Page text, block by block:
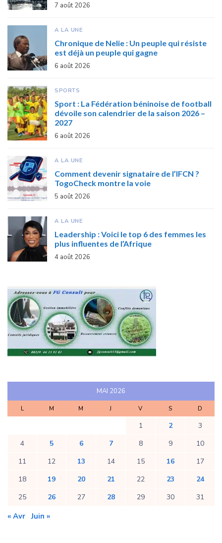
7 août 2026
A LA UNE
Chronique de Nelie : Un peuple qui résiste
est déjà un peuple qui gagne
6 août 2026
SPORTS
Sport : La Fédération béninoise de football
dévoile son calendrier de la saison 2026 –
2027
6 août 2026
A LA UNE
Comment devenir signataire de l’IFCN ?
TogoCheck montre la voie
5 août 2026
A LA UNE
Leadership : Voici le top 6 des femmes les
plus influentes de l’Afrique
4 août 2026
MAI 2026
L M M J V S D
1 2
3
4
5 6 7 8 9
10
11
12 13 14 15 16
17
18
19 20 21 22 23
24
25
26 27 28 29 30 31
« Avr Juin »